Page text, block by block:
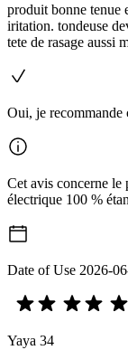
produit bonne tenue
iritation. tondeuse
tete de rasage aussi
Oui, je recommande
Cet avis concerne le
électrique 100 %
Date of Use 2026-
Yaya 34